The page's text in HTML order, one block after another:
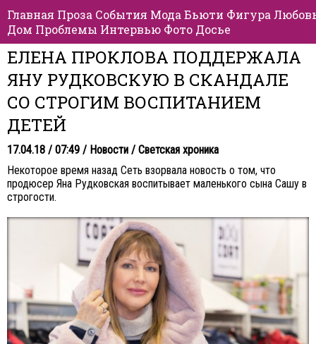
Главная Проза События Мода Бьюти Фигура
Дом Проблемы Интервью Фото Досье
ЕЛЕНА ПРОКЛОВА ПОДДЕРЖАЛА
ЯНУ РУДКОВСКУЮ В СКАНДАЛЕ
СО СТРОГИМ ВОСПИТАНИЕМ
ДЕТЕЙ
17.04.18 / 07:49 / Новости / Светская хроника
Некоторое время назад Сеть взорвала новость о том, что
продюсер Яна Рудковская воспитывает маленького сына Сашу в
строгости.